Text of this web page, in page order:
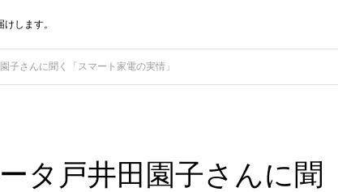
します。
子さんに聞く「スマート家電の実情」
タ戸井田園子さんに聞